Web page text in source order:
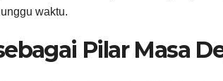
waktu.
Pilar Masa